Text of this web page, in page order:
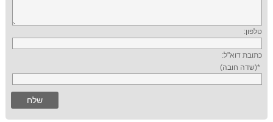
טלפון:
כתובת דוא"ל:
*(שדה חובה)